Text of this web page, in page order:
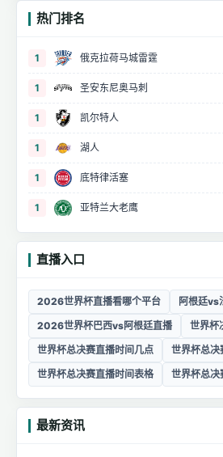
热门排名
1 俄克拉荷马城雷霆
1 圣安东尼奥马刺
1 凯尔特人
1 湖人
1 底特律活塞
1 亚特兰大老鹰
直播入口
2026世界杯直播看哪个平台
阿根廷vs
2026世界杯巴西vs阿根廷直播
世界杯
世界杯总决赛直播时间几点
世界杯总决
世界杯总决赛直播时间表格
世界杯总决
最新资讯